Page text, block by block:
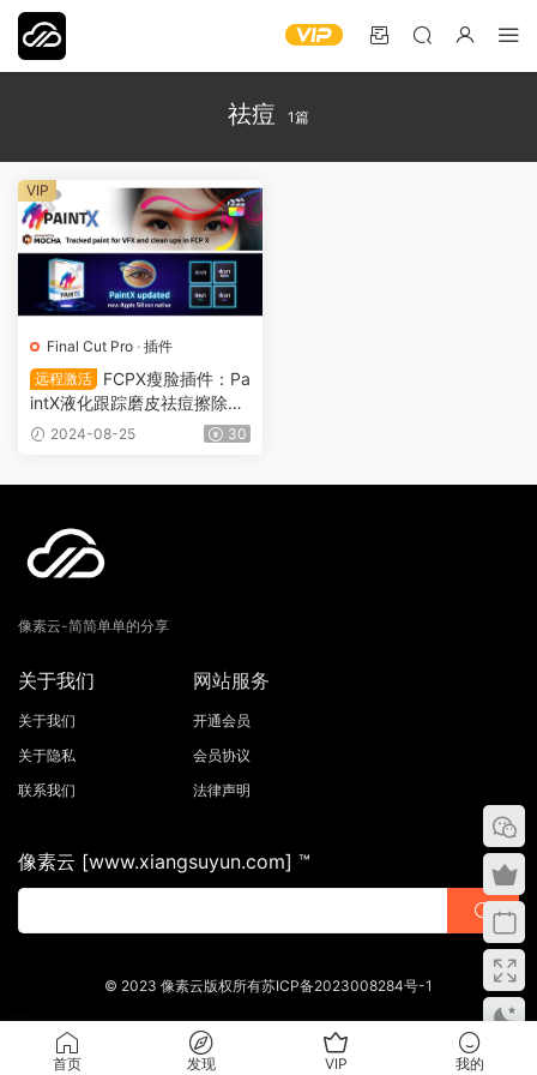
祛痘 1篇
Final Cut Pro · 插件
远程激活
FCPX瘦脸插件：Pa
intX液化跟踪磨皮祛痘擦除修
复瘦身视频美颜工具 VFX003
2024-08-25 30
VIP
像素云-简简单单的分享
关于我们
关于我们
关于隐私
联系我们
网站服务
开通会员
会员协议
法律声明
像素云 [www.xiangsuyun.com] ™
© 2023 像素云版权所有苏ICP备2023008284号-1
首页 发现 VIP 我的